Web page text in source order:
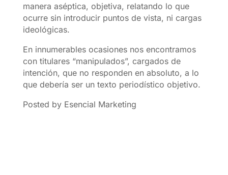
manera aséptica, objetiva, relatando lo que
ocurre sin introducir puntos de vista, ni cargas
ideológicas.
En innumerables ocasiones nos encontramos
con titulares “manipulados”, cargados de
intención, que no responden en absoluto, a lo
que debería ser un texto periodístico objetivo.
Posted by Esencial Marketing